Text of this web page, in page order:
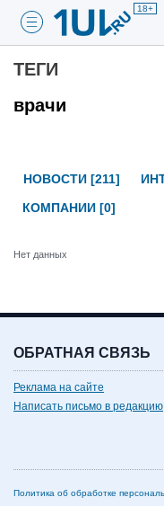
18+
ТЕГИ
врачи
НОВОСТИ [211]
КОМПАНИИ [0]
Нет данных
ОБРАТНАЯ СВЯЗЬ
Реклама на сайте
Написать письмо в редакцию
Политика об обработке